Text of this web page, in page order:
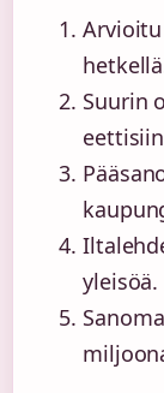
Suurin
yleisöä.